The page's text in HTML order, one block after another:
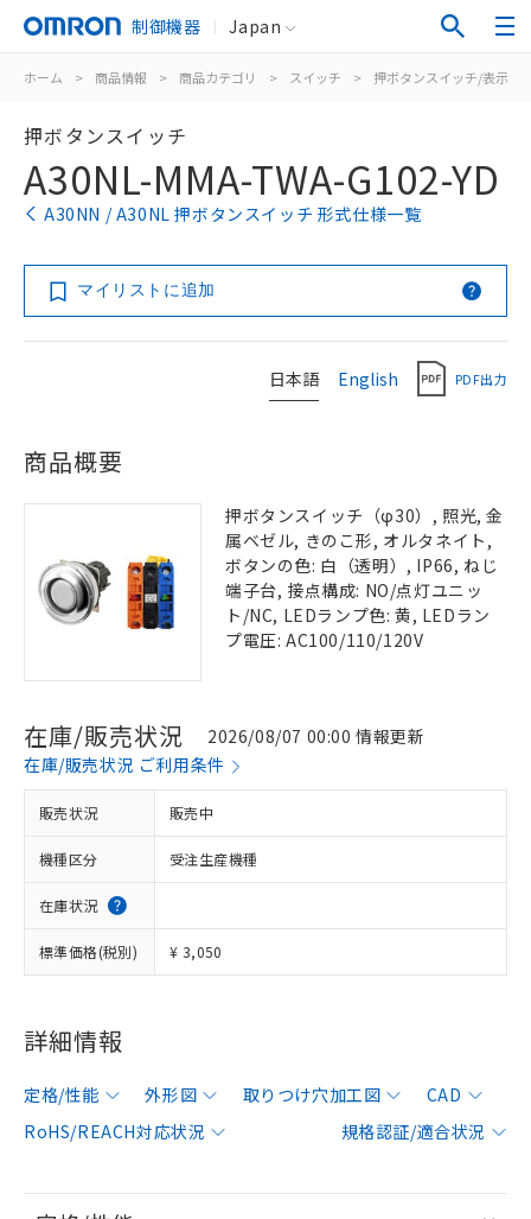
制御機器 Japan
ホーム > 商品情報 > 商品カテゴリ > スイッチ > 押ボタンスイッチ/表示灯
押ボタンスイッチ
A30NL-MMA-TWA-G102-YD
A30NN / A30NL 押ボタンスイッチ 形式仕様一覧
マイリストに追加
日本語 English PDF出力
商品概要
押ボタンスイッチ（φ30）, 照光, 金
属ベゼル, きのこ形, オルタネイト,
ボタンの色: 白（透明）, IP66, ねじ
端子台, 接点構成: NO/点灯ユニッ
ト/NC, LEDランプ色: 黄, LEDラン
プ電圧: AC100/110/120V
在庫/販売状況
2026/08/07 00:00 情報更新
在庫/販売状況 ご利用条件
販売状況 販売中
機種区分 受注生産機種
在庫状況
標準価格(税別) ¥ 3,050
詳細情報
定格/性能 外形図 取りつけ穴加工図
CAD
RoHS/REACH対応状況
規格認証/適合状況